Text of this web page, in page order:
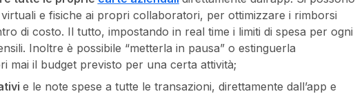
e fisiche ai propri collaboratori, per ottimizzare i rimborsi
di costo. Il tutto, impostando in real time i limiti di spesa per ogni
Inoltre è possibile “metterla in pausa” o estinguerla
mai il budget previsto per una certa attività;
e le note spese a tutte le transazioni, direttamente dall’app e